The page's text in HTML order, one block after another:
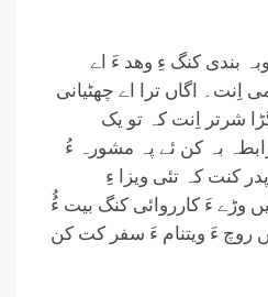
بندی کنگ ءِ وھد ءَ اے
اِنت۔ اگاں ترا اے چھٹیانی
شرتر اِنت کہ تو یک
بہ کن ئے پہ مشورہ ءُ
کنت کہ تئی ویزا ءِ
وڑے ءَ کارروائی کنگ بیت ءُُ
روچ ءَ ویتنام ءَ سفر کت کن